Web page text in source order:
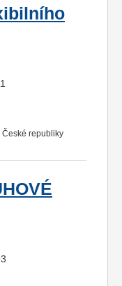
České republiky